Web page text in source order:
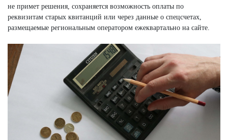
не примет решения, сохраняется возможность оплаты по
реквизитам старых квитанций или через данные о спецсчетах,
размещаемые региональным оператором ежеквартально на сайте.